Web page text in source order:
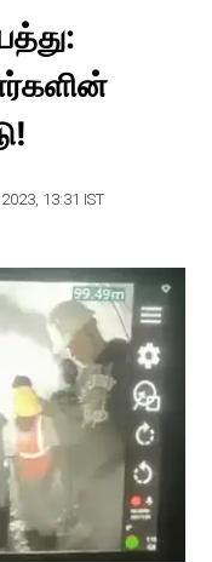
13:31 IST